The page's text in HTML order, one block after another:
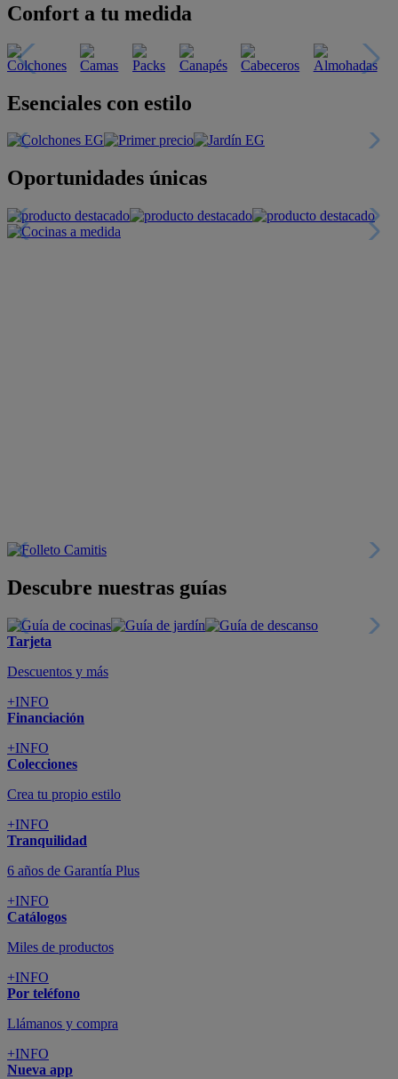
Confort a tu medida
Esenciales con estilo
Oportunidades únicas
Descubre nuestras guías
Tarjeta
Descuentos y más
+INFO
Financiación
+INFO
Colecciones
Crea tu propio estilo
+INFO
Tranquilidad
6 años de Garantía Plus
+INFO
Catálogos
Miles de productos
+INFO
Por teléfono
Llámanos y compra
+INFO
Nueva app